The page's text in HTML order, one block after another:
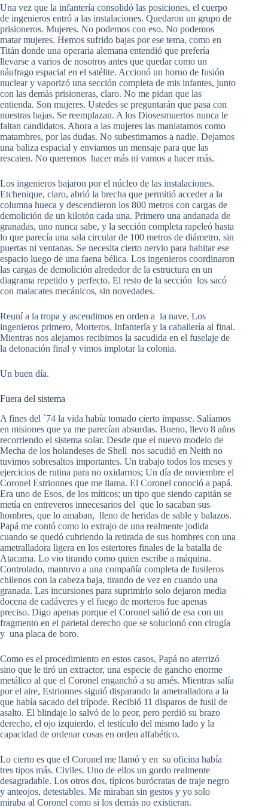
Una vez que la infantería consolidó las posiciones, el cuerpo
de ingenieros entró a las instalaciones. Quedaron un grupo de
prisioneros. Mujeres. No podemos con eso. No podemos
matar mujeres. Hemos sufrido bajas por ese tema, como en
Titán donde una operaria alemana entendió que prefería
llevarse a varios de nosotros antes que quedar como un
náufrago espacial en el satélite. Accionó un horno de fusión
nuclear y vaporizó una sección completa de mis infantes, junto
con las demás prisioneras, claro. No me pidan que las
entienda. Son mujeres. Ustedes se preguntarán que pasa con
nuestras bajas. Se reemplazan. A los Diosesmuertos nunca le
faltan candidatos. Ahora a las mujeres las maniatamos como
matambres, por las dudas. No subestimamos a nadie. Dejamos
una baliza espacial y enviamos un mensaje para que las
rescaten. No queremos hacer más ni vamos a hacer más.
Los ingenieros bajaron por el núcleo de las instalaciones.
Etchenique, claro, abrió la brecha que permitió acceder a la
columna hueca y descendieron los 800 metros con cargas de
demolición de un kilotón cada una. Primero una andanada de
granadas, uno nunca sabe, y la sección completa rapeleó hasta
lo que parecía una sala circular de 100 metros de diámetro, sin
puertas ni ventanas. Se necesita cierto nervio para habitar ese
espacio luego de una faena bélica. Los ingenieros coordinaron
las cargas de demolición alrededor de la estructura en un
diagrama repetido y perfecto. El resto de la sección los sacó
con malacates mecánicos, sin novedades.
Reuní a la tropa y ascendimos en orden a la nave. Los
ingenieros primero, Morteros, Infantería y la caballería al final.
Mientras nos alejamos recibimos la sacudida en el fuselaje de
la detonación final y vimos implotar la colonia.
Un buen día.
Fuera del sistema
A fines del `74 la vida había tomado cierto impasse. Salíamos
en misiones que ya me parecían absurdas. Bueno, llevo 8 años
recorriendo el sistema solar. Desde que el nuevo modelo de
Mecha de los holandeses de Shell nos sacudió en Neith no
tuvimos sobresaltos importantes. Un trabajo todos los meses y
ejercicios de rutina para no oxidarnos; Un día de noviembre el
Coronel Estrionnes que me llama. El Coronel conoció a papá.
Era uno de Esos, de los míticos; un tipo que siendo capitán se
metía en entreveros innecesarios del que lo sacaban sus
hombres, que lo amaban, lleno de heridas de sable y balazos.
Papá me contó como lo extrajo de una realmente jodida
cuando se quedó cubriendo la retirada de sus hombres con una
ametralladora ligera en los estertores finales de la batalla de
Atacama. Lo vio tirando como quien escribe a máquina.
Controlado, mantuvo a una compañía completa de fusileros
chilenos con la cabeza baja, tirando de vez en cuando una
granada. Las incursiones para suprimirlo solo dejaron media
docena de cadáveres y el fuego de morteros fue apenas
preciso. Digo apenas porque el Coronel salió de esa con un
fragmento en el parietal derecho que se solucionó con cirugía
y una placa de boro.
Como es el procedimiento en estos casos, Papá no aterrizó
sino que le tiró un extractor, una especie de gancho enorme
metálico al que el Coronel enganchó a su arnés. Mientras salía
por el aire, Estrionnes siguió disparando la ametralladora a la
que había sacado del trípode. Recibió 11 disparos de fusil de
asalto. El blindaje lo salvó de lo peor, pero perdió su brazo
derecho, el ojo izquierdo, el testículo del mismo lado y la
capacidad de ordenar cosas en orden alfabético.
Lo cierto es que el Coronel me llamó y en su oficina había
tres tipos más. Civiles. Uno de ellos un gordo realmente
desagradable. Los otros dos, típicos burócratas de traje negro
y anteojos, detestables. Me miraban sin gestos y yo solo
miraba al Coronel como si los demás no existieran.